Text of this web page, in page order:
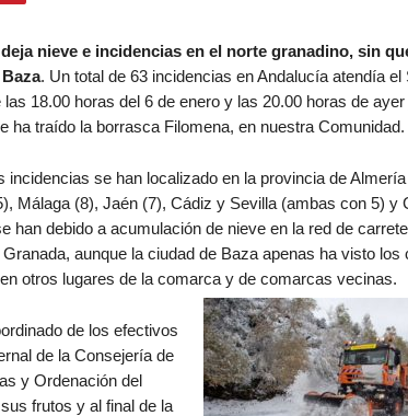
nieve e incidencias en el norte granadino, sin
. Un total de 63 incidencias en Andalucía atendía el
18.00 horas del 6 de enero y las 20.00 horas de
ha traído la borrasca Filomena, en nuestra Comunidad.
incidencias se han localizado en la provincia de
Málaga (8), Jaén (7), Cádiz y Sevilla (ambas con 5) y
han debido a acumulación de nieve en la red de
aunque la ciudad de Baza apenas ha visto los
otros lugares de la comarca y de comarcas vecinas.
de los efectivos
de la Consejería de
y Ordenación del
frutos y al final de la